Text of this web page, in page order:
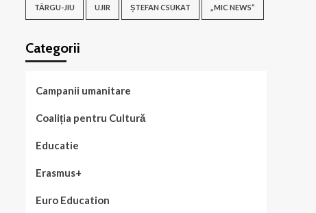
TÂRGU-JIU UJIR ȘTEFAN CSUKAT „MIC NEWS”
Categorii
Campanii umanitare
Coaliția pentru Cultură
Educatie
Erasmus+
Euro Education